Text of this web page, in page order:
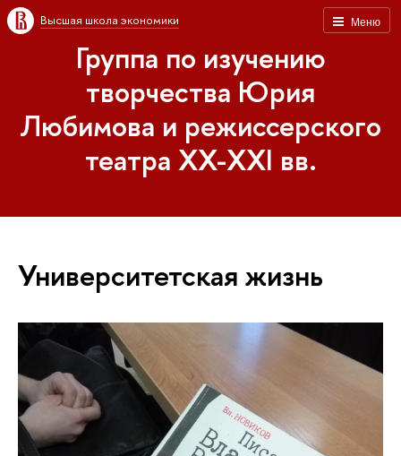
Меню
Высшая школа экономики
Группа по изучению
творчества Юрия
Любимова и режиссерского
театра XX-XXI вв.
Университетская жизнь